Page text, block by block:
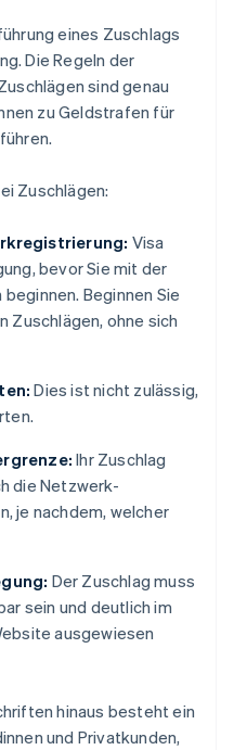
eines Zuschlags
Die Regeln der
sind genau
zu Geldstrafen für
Zuschlägen:
Visa
bevor Sie mit der
Beginnen Sie
Zuschlägen, ohne sich
Dies ist nicht zulässig,
Ihr Zuschlag
die Netzwerk-
je nachdem, welcher
Der Zuschlag muss
sein und deutlich im
ausgewiesen
hinaus besteht ein
und Privatkunden,